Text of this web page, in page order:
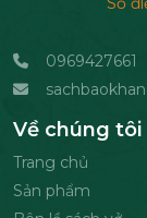
0969427661
Về chúng tôi
Trang chủ
Sản phẩm